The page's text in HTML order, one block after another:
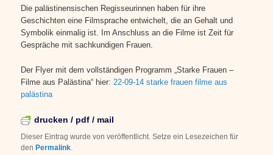
Die palästinensischen Regisseurinnen haben für ihre
Geschichten eine Filmsprache entwichelt, die an Gehalt und
Symbolik einmalig ist. Im Anschluss andie Filme ist Zeit für
Gespräche mit sachkundigen Frauen.
Der Flyer mit dem vollständigen Programm „Starke Frauen –
Filme aus Palästina“ hier: 22-09-14 starke frauen filme aus
palästina
drucken / pdf / mail
Dieser Eintrag wurde vonveröffentlicht. Setze ein Lesezeichen für
denPermalink